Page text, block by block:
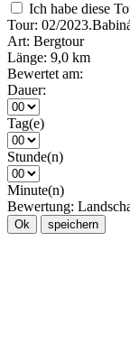
Ich habe diese
Tour: 02/
Art: Bergtour
Länge: 9,0 km
Bewertet am:
Dauer:
Tag(e)
Stunde(n)
Minute(n)
Bewertung:
Ok speichern